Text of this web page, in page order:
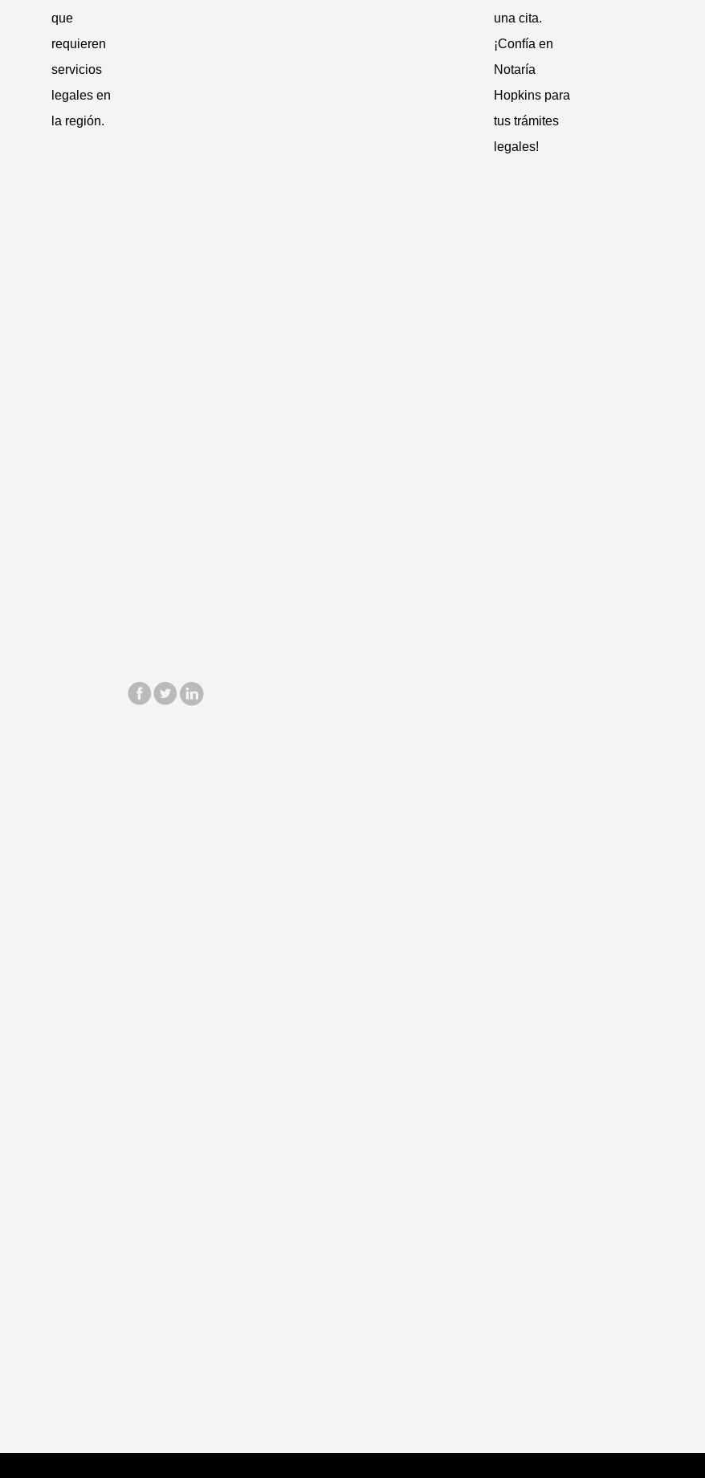
que
requieren
servicios
legales en
la región.
una cita.
¡Confía en
Notaría
Hopkins para
tus trámites
legales!